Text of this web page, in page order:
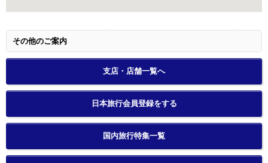
その他のご案内
支店・店舗一覧へ
日本旅行会員登録をする
国内旅行特集一覧